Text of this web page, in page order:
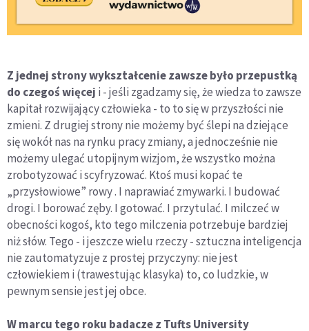
Z jednej strony wykształcenie zawsze było przepustką
do czegoś więcej i - jeśli zgadzamy się, że wiedza to zawsze
kapitał rozwijający człowieka - to to się w przyszłości nie
zmieni. Z drugiej strony nie możemy być ślepi na dziejące
się wokół nas na rynku pracy zmiany, a jednocześnie nie
możemy ulegać utopijnym wizjom, że wszystko można
zrobotyzować i scyfryzować. Ktoś musi kopać te
„przysłowiowe” rowy . I naprawiać zmywarki. I budować
drogi. I borować zęby. I gotować. I przytulać. I milczeć w
obecności kogoś, kto tego milczenia potrzebuje bardziej
niż słów. Tego - i jeszcze wielu rzeczy - sztuczna inteligencja
nie zautomatyzuje z prostej przyczyny: nie jest
człowiekiem i (trawestując klasyka) to, co ludzkie, w
pewnym sensie jest jej obce.
W marcu tego roku badacze z Tufts University